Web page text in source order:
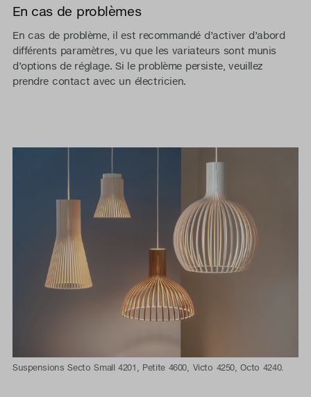
En cas de problèmes
En cas de problème, il est recommandé d’activer d’abord
différents paramètres, vu que les variateurs sont munis
d’options de réglage. Si le problème persiste, veuillez
prendre contact avec un électricien.
Suspensions Secto Small 4201, Petite 4600, Victo 4250, Octo 4240.